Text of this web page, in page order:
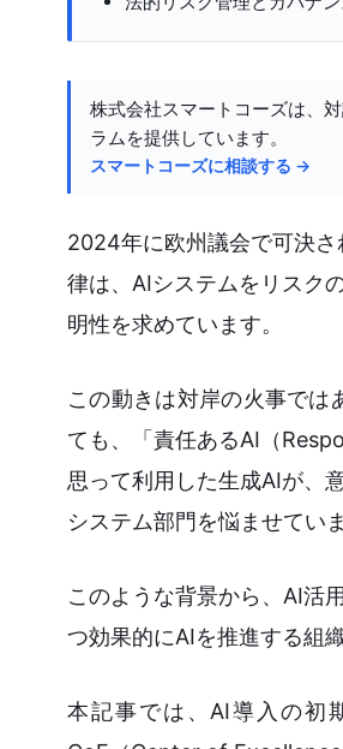
株式会社スマートコーズは、
ラムを提供しています。
スマートコーズに相談する →
2024年に欧州議会で可決
律は、AIシステムをリスク
明性を求めています。
この動きは対岸の火事では
ても、「責任あるAI（
思って利用した生成AIが、
システム部門を悩ませていま
このような背景から、AI活
つ効果的にAIを推進する組
本記事では、AI導入の初